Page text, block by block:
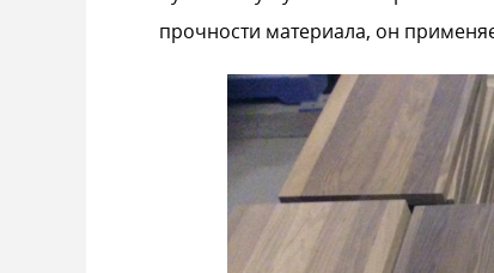
прочности материала, он